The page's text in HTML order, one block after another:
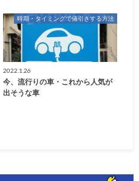
時期・タイミングで値引きする方法
2022.1.26
今、流行りの車・これから人気が
出そうな車